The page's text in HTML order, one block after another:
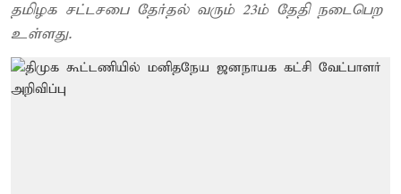
தமிழக சட்டசபை தேர்தல் வரும் 23ம் தேதி நடைபெற
உள்ளது.